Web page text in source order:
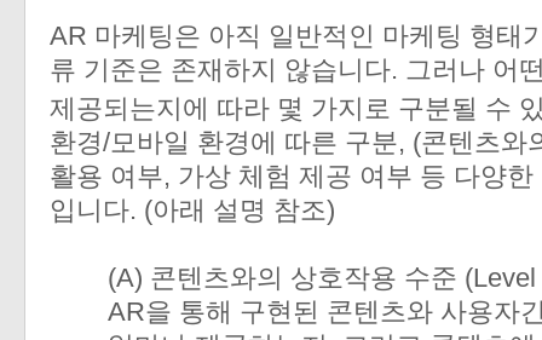
AR 마케팅은 아직 일반적인 마케팅 형태
류 기준은 존재하지 않습니다. 그러나 어
제공되는지에 따라 몇 가지로 구분될 수
환경/모바일 환경에 따른 구분, (콘텐츠와
활용 여부, 가상 체험 제공 여부 등 다양
입니다. (아래 설명 참조)
(A) 콘텐츠와의 상호작용 수준
AR을 통해 구현된 콘텐츠와 사용자